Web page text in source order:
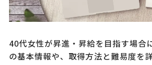
40代女性が昇進・昇給を目指す場合
の基本情報や、取得方法と難易度を